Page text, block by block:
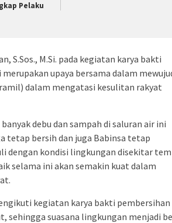
Pelaku
S.Sos., M.Si. pada kegiatan karya bakti
upaya bersama dalam
dalam mengatasi kesulitan rakyat
debu dan sampah di saluran air ini
tetap bersih dan juga Babinsa tetap
dengan kondisi lingkungan disekitar
selama ini akan semakin kuat dalam
kegiatan karya bakti pembersihan
sehingga suasana lingkungan menjadi